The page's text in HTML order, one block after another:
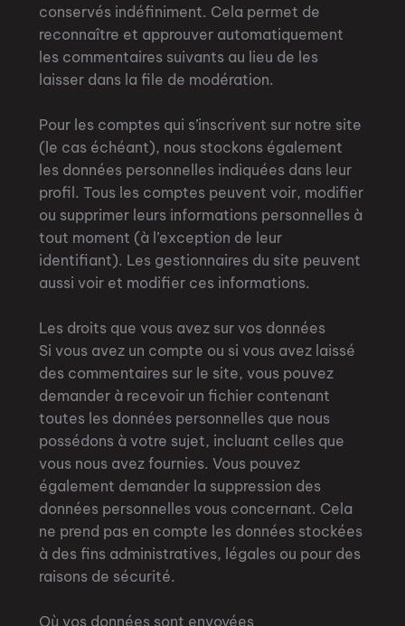
conservés indéfiniment. Cela permet de
reconnaître et approuver automatiquement
les commentaires suivants au lieu de les
laisser dans la file de modération.
Pour les comptes qui s’inscrivent sur notre site
(le cas échéant), nous stockons également
les données personnelles indiquées dans leur
profil. Tous les comptes peuvent voir, modifier
ou supprimer leurs informations personnelles à
tout moment (à l’exception de leur
identifiant). Les gestionnaires du site peuvent
aussi voir et modifier ces informations.
Les droits que vous avez sur vos données
Si vous avez un compte ou si vous avez laissé
des commentaires sur le site, vous pouvez
demander à recevoir un fichier contenant
toutes les données personnelles que nous
possédons à votre sujet, incluant celles que
vous nous avez fournies. Vous pouvez
également demander la suppression des
données personnelles vous concernant. Cela
ne prend pas en compte les données stockées
à des fins administratives, légales ou pour des
raisons de sécurité.
Où vos données sont envoyées